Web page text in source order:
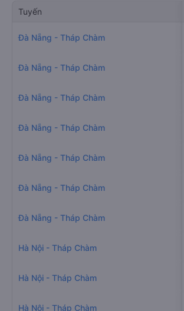
Tuyến
Đà Nẵng - Tháp Chàm
Đà Nẵng - Tháp Chàm
Đà Nẵng - Tháp Chàm
Đà Nẵng - Tháp Chàm
Đà Nẵng - Tháp Chàm
Đà Nẵng - Tháp Chàm
Đà Nẵng - Tháp Chàm
Hà Nội - Tháp Chàm
Hà Nội - Tháp Chàm
Hà Nội - Tháp Chàm